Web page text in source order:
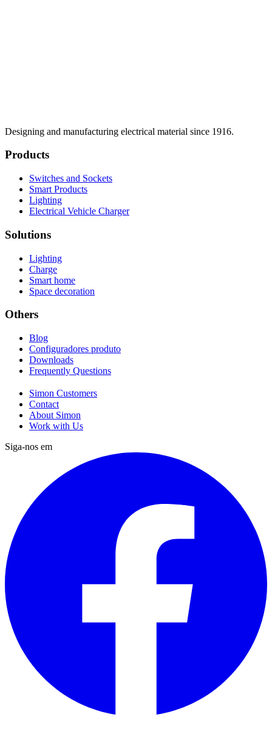
Designing and manufacturing electrical material since 1916.
Products
Switches and Sockets
Smart Products
Lighting
Electrical Vehicle Charger
Solutions
Lighting
Charge
Smart home
Space decoration
Others
Blog
Configuradores produto
Downloads
Frequently Questions
Simon Customers
Contact
About Simon
Work with Us
Siga-nos em